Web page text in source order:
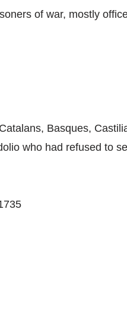
of war, mostly
Basques,
who had refused to